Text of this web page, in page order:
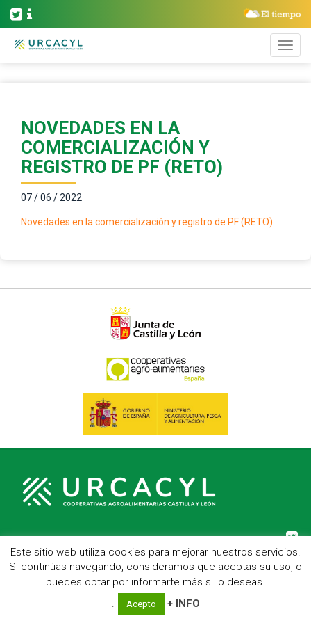
NOVEDADES EN LA
COMERCIALIZACIÓN Y
REGISTRO DE PF (RETO)
07 / 06 / 2022
Novedades en la comercialización y registro de PF (RETO)
C/ Hípica, 1, entreplanta - 47007 Valladolid
Telf.: 983 23 95 15 - Fax: 983 22 23 56 -Aviso Legal
Este sitio web utiliza cookies para mejorar nuestros servicios.
Si continúas navegando, consideramos que aceptas su uso, o
puedes optar por informarte más si lo deseas.
.
Acepto + INFO